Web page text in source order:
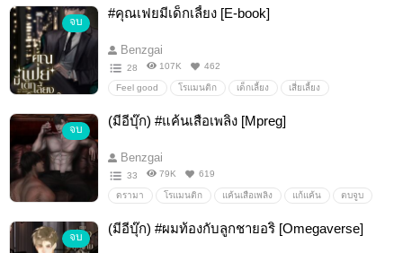
บอดี้การ์ด บอร์ดี้การ์ด เจ้านาย
จบ
#คุณเฟยมีเด็กเลี้ยง [E-book]
Benzgai
28 107K 462
Feel good โรแมนติก เด็กเลี้ยง เสี่ยเลี้ยง
เคะอายุมากกว่า เมะอายุน้อยกว่า
จบ
(มีอีบุ๊ก) #แค้นเสือเพลิง [Mpreg]
Benzgai
33 79K 619
ดรามา โรแมนติก แค้นเสือเพลิง แก้แค้น ตบจูบ
ไสยศาสตร์ คุณไสยมนต์ดำ ตำรวจ การแตกแยก
จบ
(มีอีบุ๊ก) #ผมท้องกับลูกชายอริ [Omegaverse]